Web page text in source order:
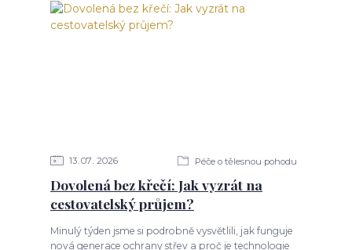
13 07 2026 Péče o tělesnou pohodu
Dovolená bez křečí: Jak vyzrát na
cestovatelský průjem?
Minulý týden jsme si podrobně vysvětlili, jak funguje
nová generace ochrany střev a proč je technologie